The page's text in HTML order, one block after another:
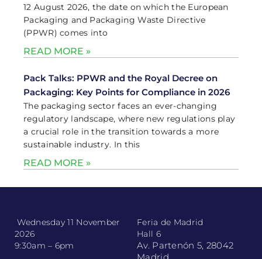
12 August 2026, the date on which the European
Packaging and Packaging Waste Directive
(PPWR) comes into
READ MORE »
Pack Talks: PPWR and the Royal Decree on
Packaging: Key Points for Compliance in 2026
The packaging sector faces an ever-changing
regulatory landscape, where new regulations play
a crucial role in the transition towards a more
sustainable industry. In this
READ MORE »
Wednesday 11 November
2026
9:30am – 6pm
Feria de Madrid
Hall 6
Av. Partenón 5, 28042
Madrid